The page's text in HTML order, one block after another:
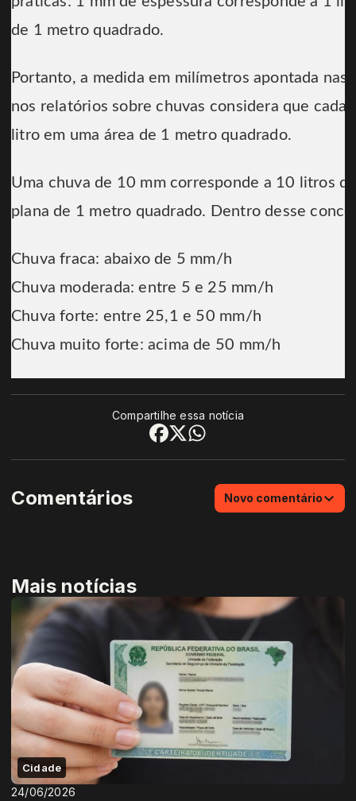
de 1 metro quadrado.
Portanto, a medida em milímetros apontada nas
nos relatórios sobre chuvas considera que cada
litro em uma área de 1 metro quadrado.
Uma chuva de 10 mm corresponde a 10 litros
plana de 1 metro quadrado. Dentro desse
Chuva fraca: abaixo de 5 mm/h
Chuva moderada: entre 5 e 25 mm/h
Chuva forte: entre 25,1 e 50 mm/h
Chuva muito forte: acima de 50 mm/h
Compartilhe essa notícia
Comentários Novo comentário
Mais notícias
Cidade
24/06/2026